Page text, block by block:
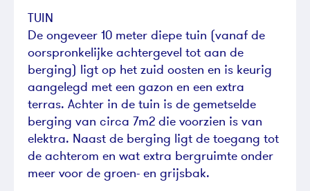
TUIN
De ongeveer 10 meter diepe tuin (vanaf de
oorspronkelijke achtergevel tot aan de
berging) ligt op het zuid oosten en is keurig
aangelegd met een gazon en een extra
terras. Achter in de tuin is de gemetselde
berging van circa 7m2 die voorzien is van
elektra. Naast de berging ligt de toegang tot
de achterom en wat extra bergruimte onder
meer voor de groen- en grijsbak.